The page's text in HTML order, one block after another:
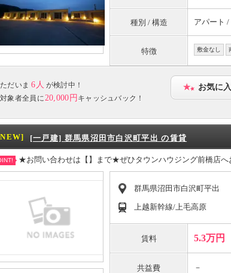
種別 / 構造 アパート /
特徴 敷金なし
ただいま 6人 が検討中！
対象者全員に20,000円 キャッシュバック！
お気に
[一戸建] 群馬県沼田市白沢町平出 の賃貸
★お問い合わせは【】まで★ぜひタウンハウジング前橋店
群馬県沼田市白沢町平出
上越新幹線/上毛高原
賃料 5.3万円
共益費 －